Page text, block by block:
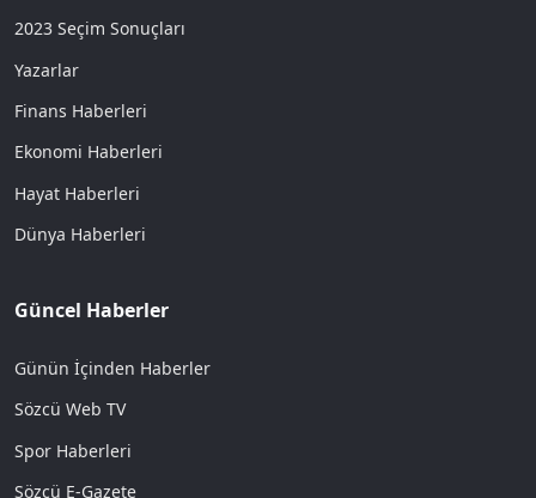
2023 Seçim Sonuçları
Yazarlar
Finans Haberleri
Ekonomi Haberleri
Hayat Haberleri
Dünya Haberleri
Güncel Haberler
Günün İçinden Haberler
Sözcü Web TV
Spor Haberleri
Sözcü E-Gazete